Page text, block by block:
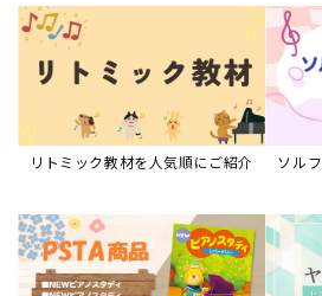
リトミック教材を人気順にご紹介 ソル